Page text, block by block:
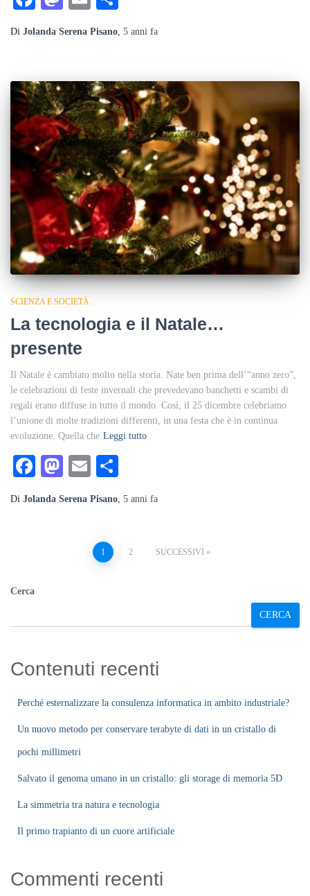
Di Jolanda Serena Pisano 5 anni fa
SCIENZA E SOCIETÀ
La tecnologia e il Natale…
presente
Il Natale è cambiato molto nella storia. Nate ben prima dell’“anno zero”,
le celebrazioni di feste invernali che prevedevano banchetti e scambi di
regali erano diffuse in tutto il mondo. Così, il 25 dicembre celebriamo
l’unione di molte tradizioni differenti, in una festa che è in continua
evoluzione. Quella che Leggi tutto
Facebook
Mastodon
Email
Di Jolanda Serena Pisano 5 anni fa
Paginazione
degli
1 2 SUCCESSIVI
Cerca
CERCA
Contenuti recenti
Perché esternalizzare la consulenza informatica in ambito industriale?
Un nuovo metodo per conservare terabyte di dati in un cristallo di
pochi millimetri
Salvato il genoma umano in un cristallo: gli storage di memoria 5D
La simmetria tra natura e tecnologia
Il primo trapianto di un cuore artificiale
Commenti recenti